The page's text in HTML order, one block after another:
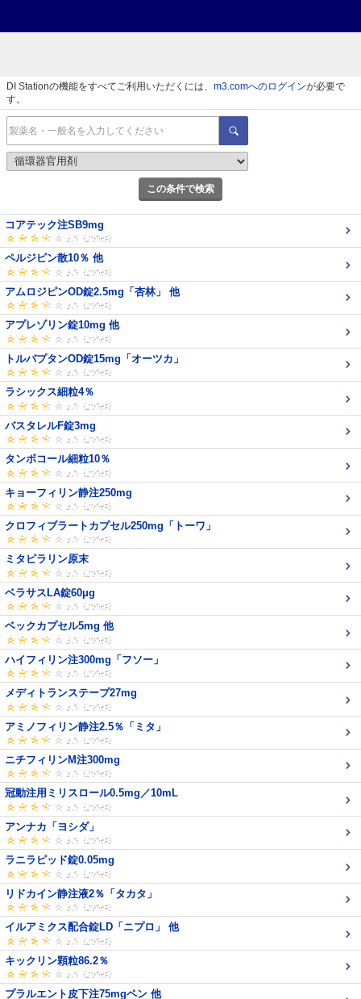
DI Stationの機能をすべてご利用いただくには、 m3.comへのログインが必要で
す。
この条件で検索
コアテック注SB9mg
ペルジピン散10％ 他
アムロジピンOD錠2.5mg「杏林」 他
アプレゾリン錠10mg 他
トルバプタンOD錠15mg「オーツカ」
ラシックス細粒4％
バスタレルF錠3mg
タンボコール細粒10％
キョーフィリン静注250mg
クロフィブラートカプセル250mg「トーワ」
ミタピラリン原末
ベラサスLA錠60μg
ベックカプセル5mg 他
ハイフィリン注300mg「フソー」
メディトランステープ27mg
アミノフィリン静注2.5％「ミタ」
ニチフィリンM注300mg
冠動注用ミリスロール0.5mg／10mL
アンナカ「ヨシダ」
ラニラピッド錠0.05mg
リドカイン静注液2％「タカタ」
イルアミクス配合錠LD「ニプロ」 他
キックリン顆粒86.2％
プラルエント皮下注75mgペン 他